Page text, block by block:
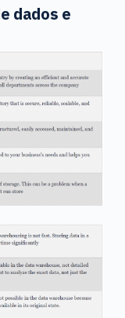
dados e